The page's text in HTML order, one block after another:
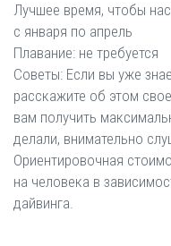
Лучшее время, чтобы
с января по апрель
Плавание: не требуется
Советы: Если вы уже
расскажите об этом
вам получить
делали, внимательно
Ориентировочная
на человека в
дайвинга.